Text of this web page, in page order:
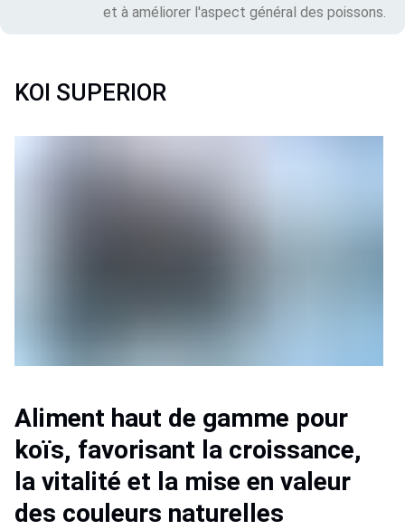
et à améliorer l'aspect général des poissons.
KOI SUPERIOR
Aliment haut de gamme pour
koïs, favorisant la croissance,
la vitalité et la mise en valeur
des couleurs naturelles